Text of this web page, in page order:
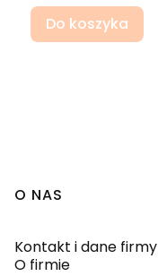
Do koszyka
Linki w stopce
O NAS
Kontakt i dane firmy
O firmie